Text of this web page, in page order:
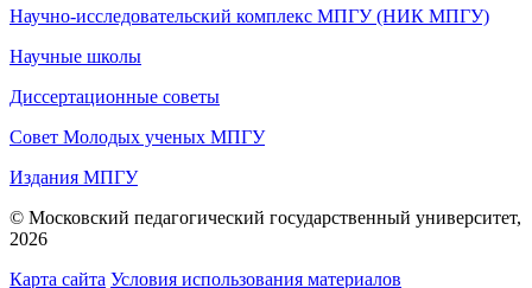
Научно-исследовательский комплекс МПГУ (НИК МПГУ)
Научные школы
Диссертационные советы
Совет Молодых ученых МПГУ
Издания МПГУ
© Московский педагогический государственный университет,
2026
Карта сайта Условия использования материалов